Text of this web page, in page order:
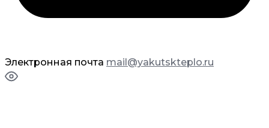
Электронная почта mail@yakutskteplo.ru